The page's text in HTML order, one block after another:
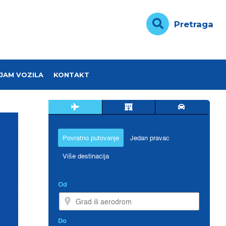
Pretraga
VOZILA KONTAKT